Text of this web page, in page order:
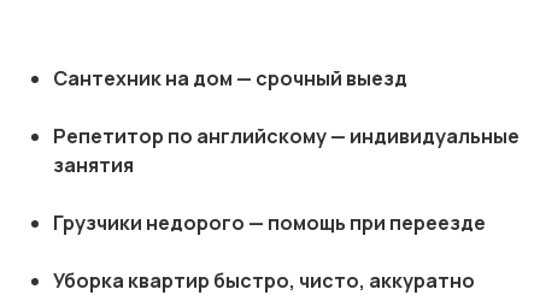
Сантехник на дом — срочный выезд
Репетитор по английскому — индивидуальные
занятия
Грузчики недорого — помощь при переезде
Уборка квартир быстро, чисто, аккуратно